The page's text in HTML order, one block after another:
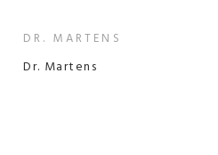
DR. MARTENS
Dr. Martens